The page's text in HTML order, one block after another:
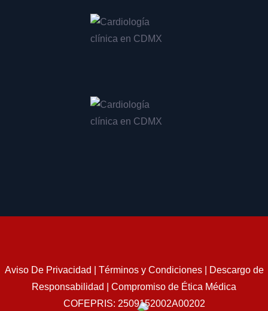
Revisión de marcapasos en CDMX
Evaluación para marcapasos en CDMX
Consulta para cateterismo cardíaco en CDMX
Valoración para cateterismo en CDMX
Diagnóstico de insuficiencia mitral en CDMX
Chequeo de salud cardiovascular en CDMX
Aviso De Privacidad Términos y Condiciones|
Descargo de
Responsabilidad
Compromiso de Ética Médica
COFEPRIS: 2509152002A00202